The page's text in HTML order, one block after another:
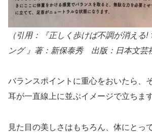
（引用：『正しく歩けば不調が消える
ング 』著：新保泰秀 出版：日本文芸
バランスポイントに重心をおいたら、
耳が一直線上に並ぶイメージで立ちます
見た目の美しさはもちろん、体にとっ